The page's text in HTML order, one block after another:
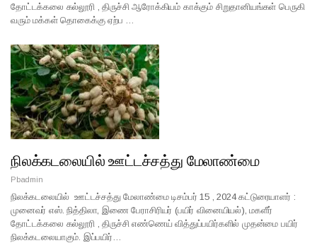
தோட்டக்கலை கல்லூரி , திருச்சி ஆரோக்கியம் காக்கும் சிறுதானியங்கள் பெருகி
வரும் மக்கள் தொகைக்கு ஏற்ப …
நிலக்கடலையில் ஊட்டச்சத்து மேலாண்மை
Pbadmin
நிலக்கடலையில் ஊட்டச்சத்து மேலாண்மை டிசம்பர் 15 , 2024 கட்டுரையாளர் :
முனைவர் எஸ். நித்திலா, இணை பேராசிரியர் (பயிர் வினையியல்), மகளீர்
தோட்டக்கலை கல்லூரி , திருச்சி எண்ணெய் வித்துப்பயிர்களில் முதன்மை பயிர்
நிலக்கடலையாகும். இப்பயிர்…